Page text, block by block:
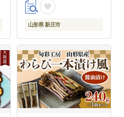
山形県 新庄市